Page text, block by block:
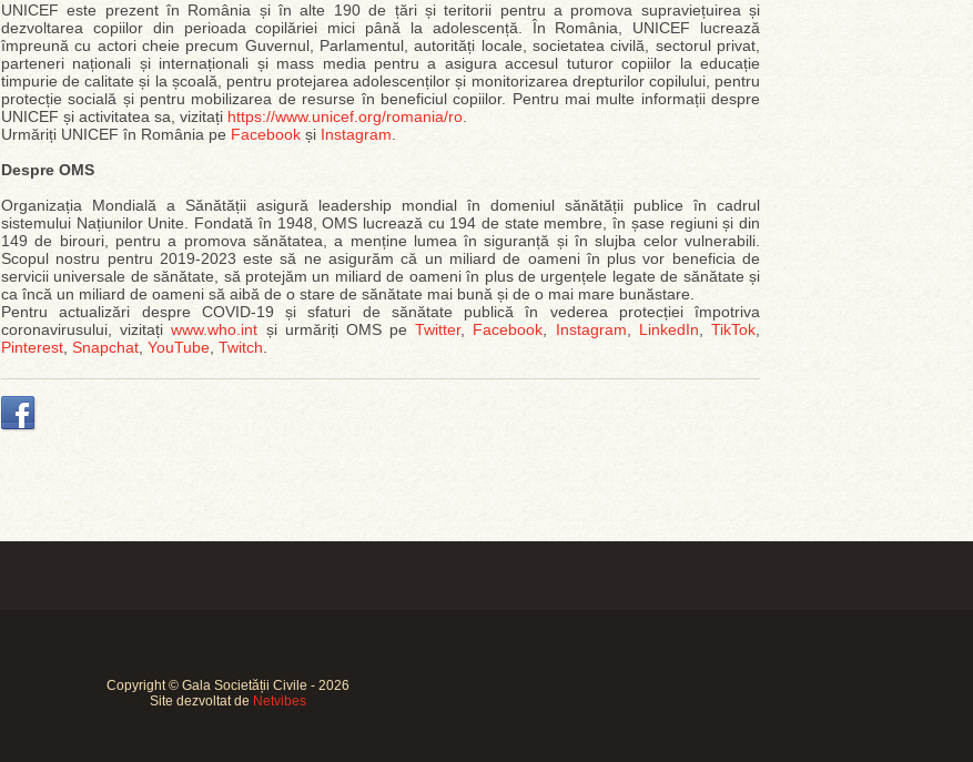
UNICEF este prezent în România și în alte 190 de țări și teritorii pentru a promova supraviețuirea și
dezvoltarea copiilor din perioada copilăriei mici până la adolescență. În România, UNICEF lucrează
împreună cu actori cheie precum Guvernul, Parlamentul, autorități locale, societatea civilă, sectorul privat,
parteneri naționali și internaționali și mass media pentru a asigura accesul tuturor copiilor la educație
timpurie de calitate și la școală, pentru protejarea adolescenților și monitorizarea drepturilor copilului, pentru
protecție socială și pentru mobilizarea de resurse în beneficiul copiilor. Pentru mai multe informații despre
UNICEF și activitatea sa, vizitați https://www.unicef.org/romania/ro
Urmăriți UNICEF în România pe Facebook și Instagram
Despre OMS
Organizația Mondială a Sănătății asigură leadership mondial în domeniul sănătății publice în cadrul
sistemului Națiunilor Unite. Fondată în 1948, OMS lucrează cu 194 de state membre, în șase regiuni și din
149 de birouri, pentru a promova sănătatea, a menține lumea în siguranță și în slujba celor vulnerabili.
Scopul nostru pentru 2019-2023 este să ne asigurăm că un miliard de oameni în plus vor beneficia de
servicii universale de sănătate, să protejăm un miliard de oameni în plus de urgențele legate de sănătate și
ca încă un miliard de oameni să aibă de o stare de sănătate mai bună și de o mai mare bunăstare.
Pentru actualizări despre COVID-19 și sfaturi de sănătate publică în vederea protecției împotriva
coronavirusului, vizitațiwww.who.int și urmăriți OMS peTwitter, Facebook Instagram LinkedIn ,TikTok
Pinterest Snapchat YouTube Twitch
Copyright © Gala Societății Civile - 2026
Site dezvoltat de Netvibes